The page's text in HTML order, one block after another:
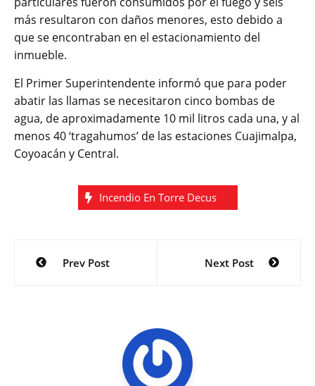
más resultaron con daños menores, esto debido a
que se encontraban en el estacionamiento del
inmueble.
El Primer Superintendente informó que para poder
abatir las llamas se necesitaron cinco bombas de
agua, de aproximadamente 10 mil litros cada una, y al
menos 40 ‘tragahumos’ de las estaciones Cuajimalpa,
Coyoacán y Central.
Incendio En Torre Decus
Navegación
Prev Post Next Post